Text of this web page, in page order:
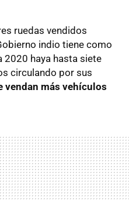
ruedas vendidos
indio tiene como
haya hasta siete
circulando por sus
vendan más vehículos